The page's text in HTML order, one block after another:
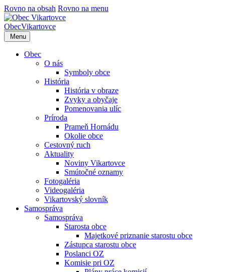
Rovno na obsah Rovno na menu
ObecVikartovce
Menu
Obec
O nás
Symboly obce
História
História v obraze
Zvyky a obyčaje
Pomenovania ulíc
Príroda
Prameň Hornádu
Okolie obce
Cestovný ruch
Aktuality
Noviny Vikartovce
Smútočné oznamy
Fotogaléria
Videogaléria
Vikartovský slovník
Samospráva
Samospráva
Starosta obce
Majetkové priznanie starostu obce
Zástupca starostu obce
Poslanci OZ
Komisie pri OZ